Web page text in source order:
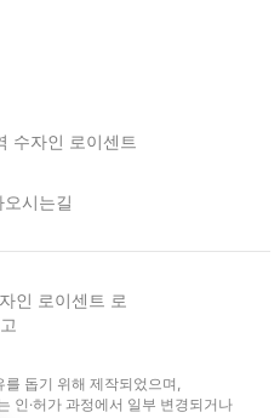
수자인 로이센트
오시는길
돕기 위해 제작되었으며,
인·허가 과정에서 일부 변경되거나